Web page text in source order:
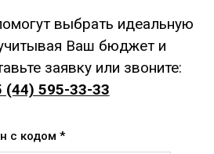
выбрать идеальную
Ваш бюджет и
заявку или звоните:
(44) 595-33-33
с кодом *